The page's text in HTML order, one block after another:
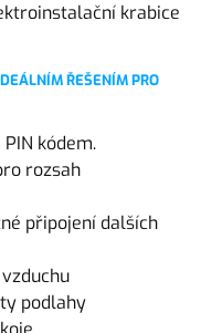
krabice
ŘEŠENÍM PRO
kódem.
rozsah
připojení dalších
podlahy